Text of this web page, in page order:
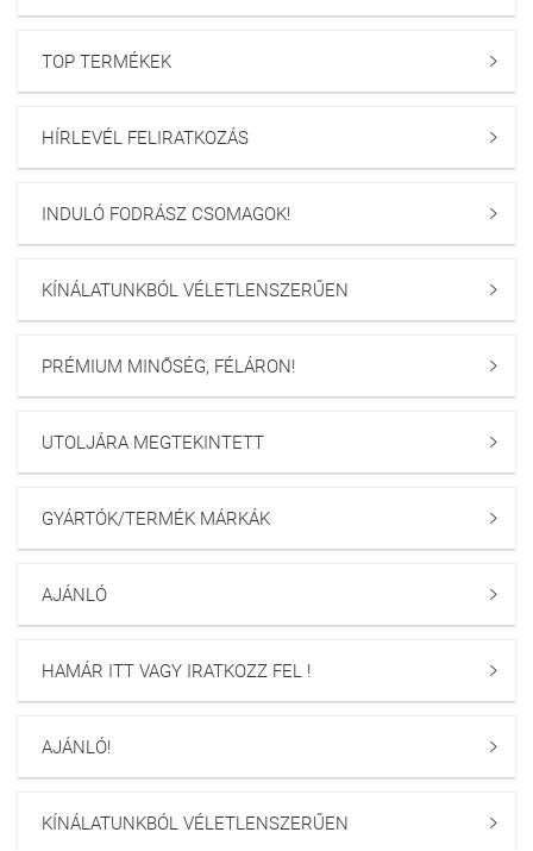
TOP TERMÉKEK 
HÍRLEVÉL FELIRATKOZÁS 
INDULÓ FODRÁSZ CSOMAGOK! 
KÍNÁLATUNKBÓL VÉLETLENSZERŰEN 
PRÉMIUM MINŐSÉG, FÉLÁRON! 
UTOLJÁRA MEGTEKINTETT 
GYÁRTÓK/TERMÉK MÁRKÁK 
AJÁNLÓ 
HAMÁR ITT VAGY IRATKOZZ FEL ! 
AJÁNLÓ! 
KÍNÁLATUNKBÓL VÉLETLENSZERŰEN 